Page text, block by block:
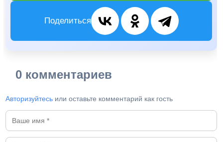
Поделиться
0 комментариев
Авторизуйтесь или оставьте комментарий как гость